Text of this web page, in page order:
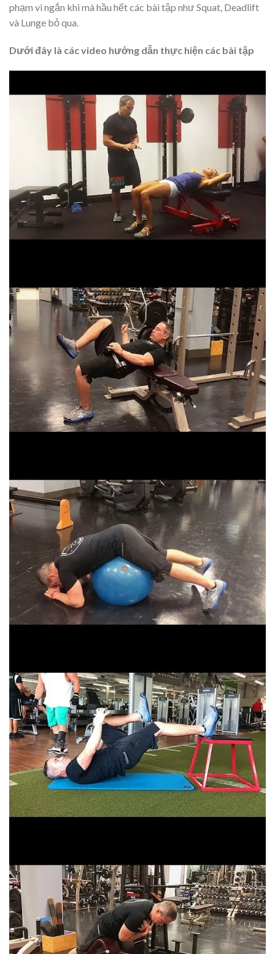
phạm vi ngắn khi mà hầu hết các bài tập như Squat, Deadlift
và Lunge bỏ qua.
Dưới đây là các video hướng dẫn thực hiện các bài tập